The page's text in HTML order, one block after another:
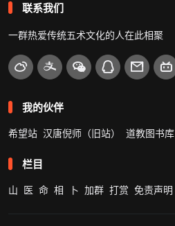
联系我们
一群热爱传统五术文化的人在此相聚
我的伙伴
希望站 汉唐倪师（旧站） 道教图书库
栏目
山 医 命 相 卜 加群 打赏 免责声明